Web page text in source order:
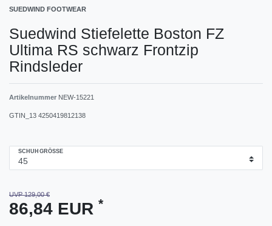
SUEDWIND FOOTWEAR
Suedwind Stiefelette Boston FZ
Ultima RS schwarz Frontzip
Rindsleder
Artikelnummer NEW-15221
GTIN_13 4250419812138
SCHUHGRÖSSE
UVP 129,00 €
86,84 EUR *